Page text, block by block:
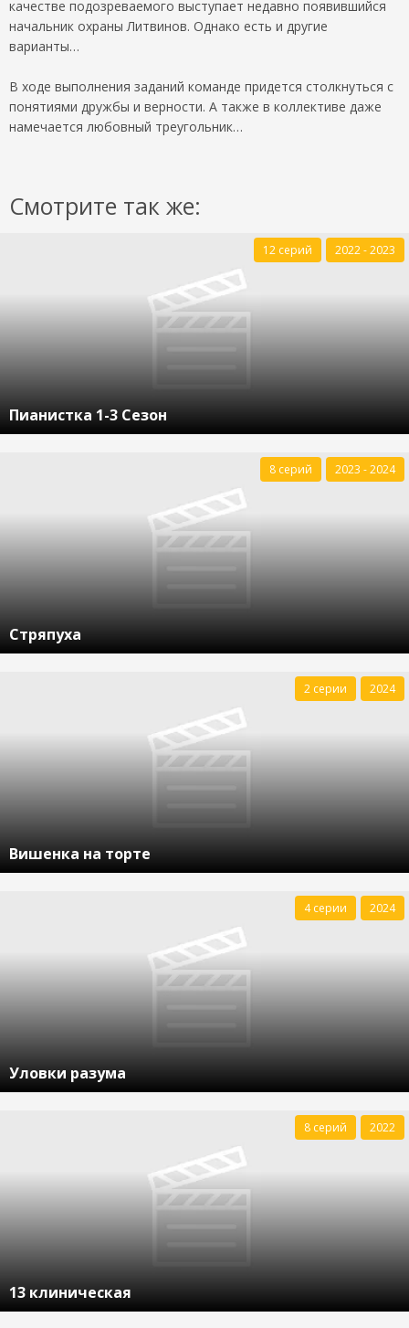
качестве подозреваемого выступает недавно появившийся
начальник охраны Литвинов. Однако есть и другие
варианты…
В ходе выполнения заданий команде придется столкнуться с
понятиями дружбы и верности. А также в коллективе даже
намечается любовный треугольник…
Смотрите так же:
Пианистка 1-3 Сезон
12 серий 2022 - 2023
Стряпуха
8 серий 2023 - 2024
Вишенка на торте
2 серии 2024
Уловки разума
4 серии 2024
13 клиническая
8 серий 2022